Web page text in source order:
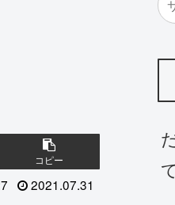
コピー
2021.07.31